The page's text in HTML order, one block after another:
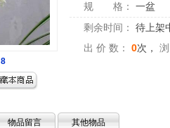
8
规 格：
一盆
剩余时间：
待上架
出 价 数：
0次，
物品留言
其他物品